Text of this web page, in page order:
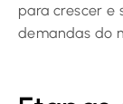
para crescer e
demandas do